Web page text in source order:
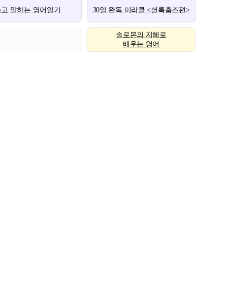
고 말하는 영어일기 30일 완독 미라클 <셜록홈즈편>
솔로몬의 지혜로
배우는 영어